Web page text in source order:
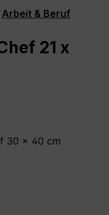
Arbeit & Beruf
21 x